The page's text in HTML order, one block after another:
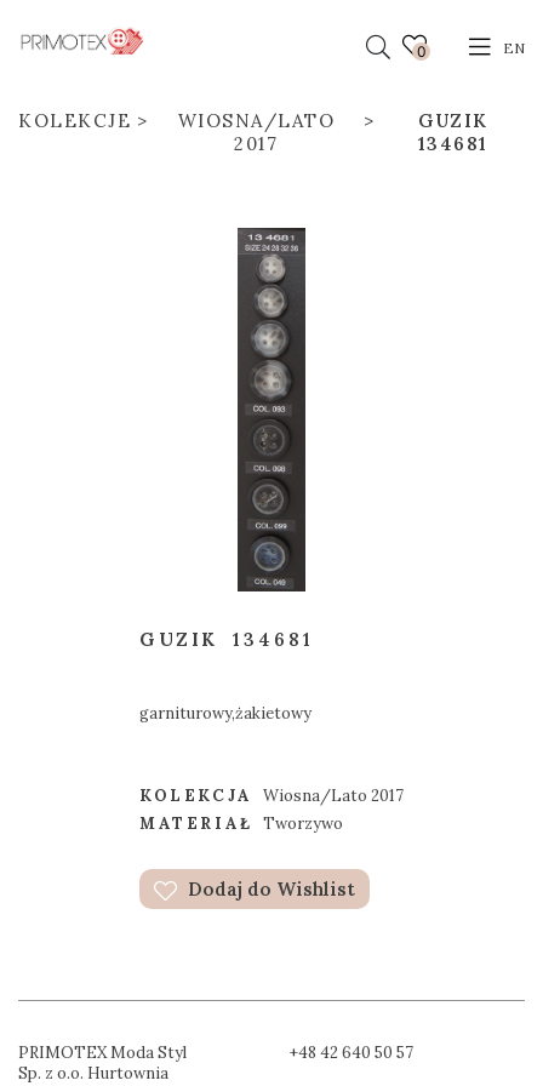
0 EN
KOLEKCJE
WIOSNA/LATO
2017
GUZIK
134681
GUZIK 134681
garniturowy,żakietowy
KOLEKCJA
Wiosna/Lato 2017
MATERIAŁ
Tworzywo
Dodaj do Wishlist
PRIMOTEX Moda Styl
Sp. z o.o. Hurtownia
+48 42 640 50 57